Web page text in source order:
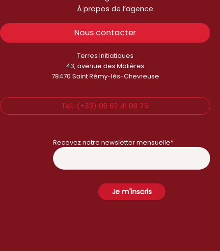
À propos de l’agence
Nous contacter
Terres Initiatiques
43, avenue des Molières
78470 Saint Rémy-lès-Chevreuse
Tel.: (+33) 06 62 41 08 75
Recevez notre newsletter mensuelle*